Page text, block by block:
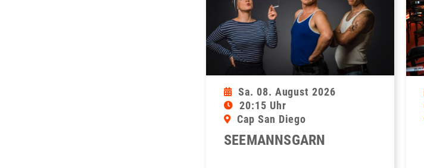
Sa. 08. August 2026
20:15 Uhr
Cap San Diego
SEEMANNSGARN